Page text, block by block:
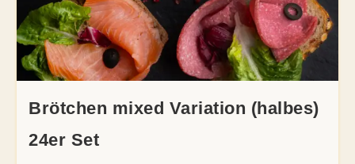
Brötchen mixed Variation (halbes)
24er Set